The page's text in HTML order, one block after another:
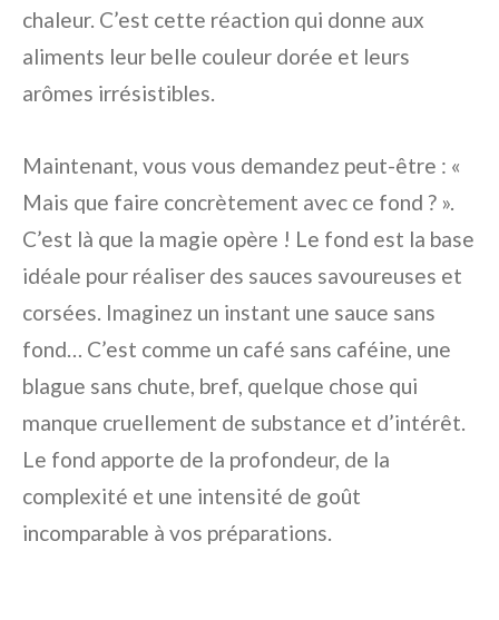
chaleur. C’est cette réaction qui donne aux
aliments leur belle couleur dorée et leurs
arômes irrésistibles.
Maintenant, vous vous demandez peut-être : «
Mais que faire concrètement avec ce fond ? ».
C’est là que la magie opère ! Le fond est la base
idéale pour réaliser des sauces savoureuses et
corsées. Imaginez un instant une sauce sans
fond… C’est comme un café sans caféine, une
blague sans chute, bref, quelque chose qui
manque cruellement de substance et d’intérêt.
Le fond apporte de la profondeur, de la
complexité et une intensité de goût
incomparable à vos préparations.